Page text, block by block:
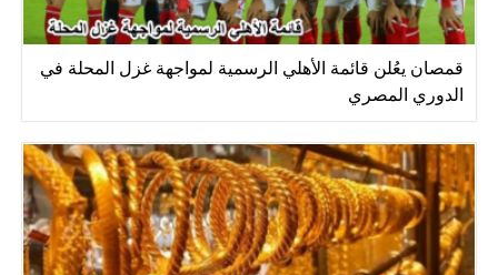
قمصان يعُلن قائمة الأهلي الرسمية لمواجهة غزل المحلة في
الدوري المصري